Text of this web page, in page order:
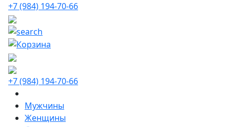
+7 (984) 194-70-66
+7 (984) 194-70-66
Мужчины
Женщины